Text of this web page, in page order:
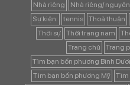
Nhà riêng
Nhà riêng/
Sự kiện:
tennis Thoả thuận
Thời sự
Thời trang nam
Trang chủ
Trang
Tìm bạn bốn phương Bình
Tìm bạn bốn phương Mỹ
Tìm